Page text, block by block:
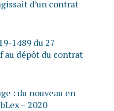
d’un contrat
1489 du 27
au dépôt du contrat
: du nouveau en
– 2020